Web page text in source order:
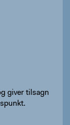
giver tilsagn